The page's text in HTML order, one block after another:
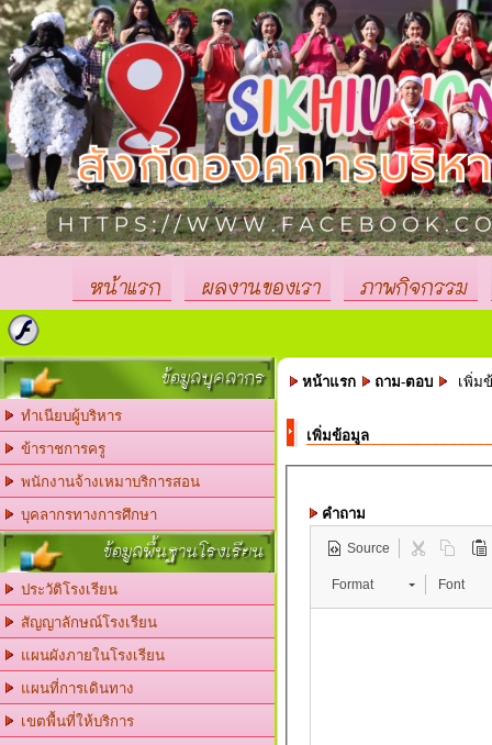
หน้าแรก ผลงานของเรา ภาพกิจกรรม
ข้อมูลบุคลากร
ทำเนียบผู้บริหาร
ข้าราชการครู
พนักงานจ้างเหมาบริการสอน
บุคลากรทางการศึกษา
ข้อมูลพื้นฐานโรงเรียน
ประวัติโรงเรียน
สัญญาลักษณ์โรงเรียน
แผนผังภายในโรงเรียน
แผนที่การเดินทาง
เขตพื้นที่ให้บริการ
หน้าแรก ถาม-ตอบ เพิ่ม
เพิ่มข้อมูล
คำถาม
Source
Format Font